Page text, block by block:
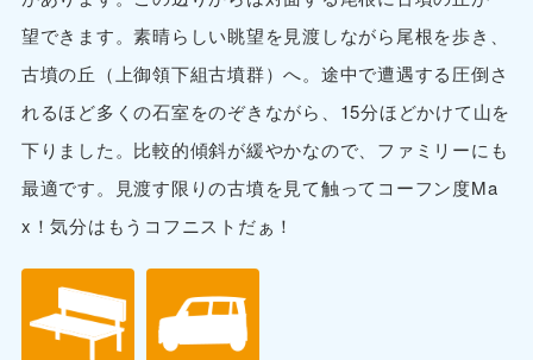
望できます。素晴らしい眺望を見渡しながら尾根を歩き、
古墳の丘（上御領下組古墳群）へ。途中で遭遇する圧倒さ
れるほど多くの石室をのぞきながら、15分ほどかけて山を
下りました。比較的傾斜が緩やかなので、ファミリーにも
最適です。見渡す限りの古墳を見て触ってコーフン度Ma
x！気分はもうコフニストだぁ！